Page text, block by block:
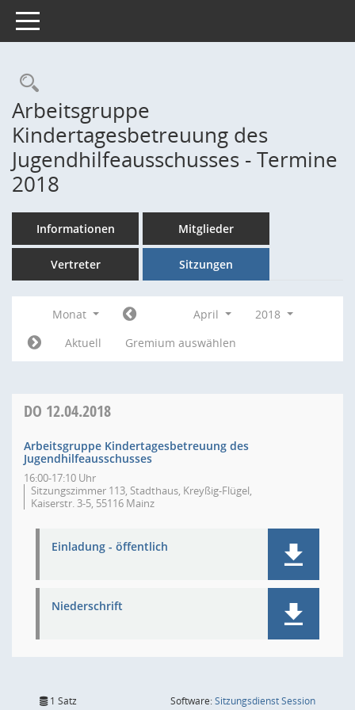
Toggle navigation
Rechercheauswahl
Arbeitsgruppe
Kindertagesbetreuung des
Jugendhilfeausschusses - Termine
2018
Informationen Mitglieder
Vertreter Sitzungen
Monat April
2018
Aktuell
Gremium auswählen
DO 12.04.2018
Arbeitsgruppe Kindertagesbetreuung des
Jugendhilfeausschusses
16:00-17:10 Uhr
Sitzungszimmer 113, Stadthaus, Kreyßig-Flügel,
Kaiserstr. 3-5, 55116 Mainz
Einladung - öffentlich
Niederschrift
1 Satz Software:SitzungsdienstSession(Wird in